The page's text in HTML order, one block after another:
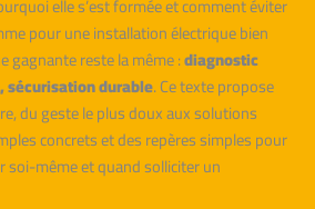
pour une installation électrique bien
gagnante reste la même :diagnostic
sécurisation durable. Ce texte propose
du geste le plus doux aux solutions
concrets et des repères simples pour
soi-même et quand solliciter un